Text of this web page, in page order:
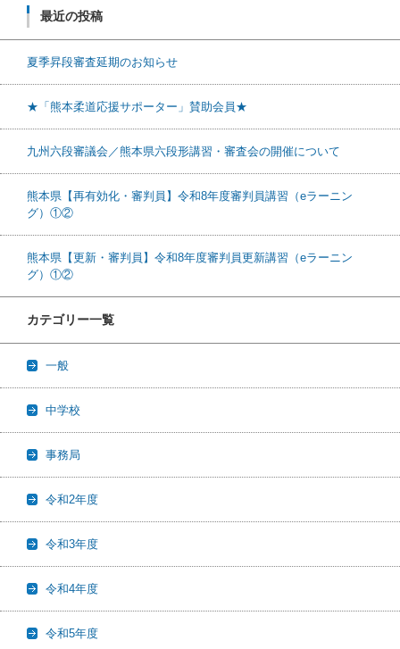
最近の投稿
夏季昇段審査延期のお知らせ
★「熊本柔道応援サポーター」賛助会員★
九州六段審議会／熊本県六段形講習・審査会の開催について
熊本県【再有効化・審判員】令和8年度審判員講習（eラーニン
グ）①②
熊本県【更新・審判員】令和8年度審判員更新講習（eラーニン
グ）①②
カテゴリー一覧
一般
中学校
事務局
令和2年度
令和3年度
令和4年度
令和5年度